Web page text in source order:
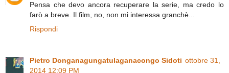
Pensa che devo ancora recuperare la serie, ma credo lo
farò a breve. Il film, no, non mi interessa granchè...
Rispondi
Pietro Donganagungatulaganacongo Sidoti ottobre 31,
2014 12:09 PM